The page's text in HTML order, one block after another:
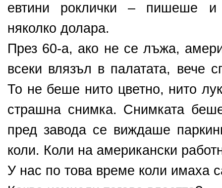
евтини роклички – пишеше
няколко долара.
През 60-а, ако не се лъжа,
всеки влязъл в палатата, вече
То не беше нито цветно, нито
страшна снимка. Снимката
пред завода се виждаше
коли. Коли на американски
У нас по това време коли имаха